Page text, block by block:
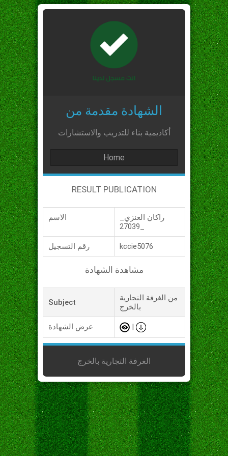
الشهادة مقدمة من
أكاديمية بناء للتدريب والاستشارات
Home
RESULT PUBLICATION
الاسم
راكان العنزي_
رقم التسجيل kccie5076
مشاهدة الشهادة
Subject
من الغرفة التجارية
بالخرج
عرض الشهادة
الغرفة التجارية بالخرج